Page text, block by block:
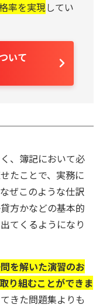
率を実現 してい
いて
、簿記において必
たことで、実務に
ぜこのような仕訳
方かなどの基本的
てくるようになり
を解いた演習のお
り組むことができま
きた問題集よりも